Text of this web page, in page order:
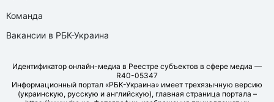
Команда
Вакансии в РБК-Украина
Идентификатор онлайн-медиа в Реестре субъектов в сфере медиа —
R40-05347
Информационный портал «РБК-Украина» имеет трехязычную версию
(украинскую, русскую и английскую), главная страница портала –